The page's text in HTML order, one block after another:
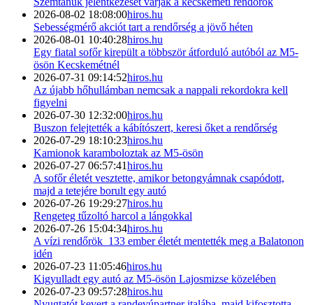
2026-08-02 18:08:00hiros.hu
Sebességmérő akciót tart a rendőrség a jövő héten
2026-08-01 10:40:28hiros.hu
Egy fiatal sofőr kirepült a többször átforduló autóból az M5-
ösön Kecskemétnél
2026-07-31 09:14:52hiros.hu
Az újabb hőhullámban nemcsak a nappali rekordokra kell
figyelni
2026-07-30 12:32:00hiros.hu
Buszon felejtették a kábítószert, keresi őket a rendőrség
2026-07-29 18:10:23hiros.hu
Kamionok karamboloztak az M5-ösön
2026-07-27 06:57:41hiros.hu
A sofőr életét vesztette, amikor betongyámnak csapódott,
majd a tetejére borult egy autó
2026-07-26 19:29:27hiros.hu
Rengeteg tűzoltó harcol a lángokkal
2026-07-26 15:04:34hiros.hu
A vízi rendőrök 133 ember életét mentették meg a Balatonon
idén
2026-07-23 11:05:46hiros.hu
Kigyulladt egy autó az M5-ösön Lajosmizse közelében
2026-07-23 09:57:28hiros.hu